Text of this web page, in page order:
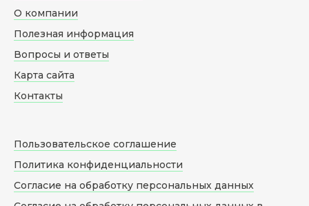
О компании
Полезная информация
Вопросы и ответы
Карта сайта
Контакты
Пользовательское соглашение
Политика конфиденциальности
Согласие на обработку персональных данных